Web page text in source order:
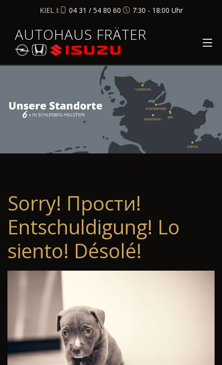
KIEL I: 04 31 / 54 80 60 7:30 - 18:00 Uhr
AUTOHAUS FRÄTER
Sorry! Прости!
Entschuldigung! Lo
siento! Désolé!